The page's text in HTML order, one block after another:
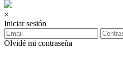
×
Iniciar sesión
Olvidé mi contraseña